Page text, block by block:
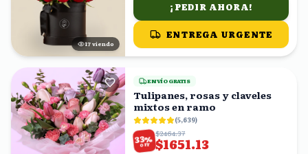
18 viendo
¡PEDIR AHORA!
ENTREGA URGENTE
ENVÍO GRATIS
Tulipanes, rosas y claveles
mixtos en ramo
(5,639)
33%
OFF
$2464.37
$1651.13